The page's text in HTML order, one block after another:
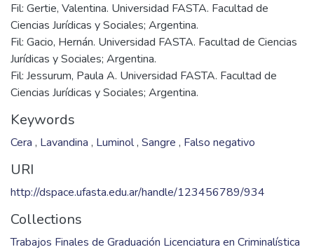
Fil: Gertie, Valentina. Universidad FASTA. Facultad de
Ciencias Jurídicas y Sociales; Argentina.
Fil: Gacio, Hernán. Universidad FASTA. Facultad de Ciencias
Jurídicas y Sociales; Argentina.
Fil: Jessurum, Paula A. Universidad FASTA. Facultad de
Ciencias Jurídicas y Sociales; Argentina.
Keywords
Cera , Lavandina , Luminol, Sangre , Falso negativo
URI
http://dspace.ufasta.edu.ar/handle/123456789/934
Collections
Trabajos Finales de Graduación Licenciatura en Criminalística